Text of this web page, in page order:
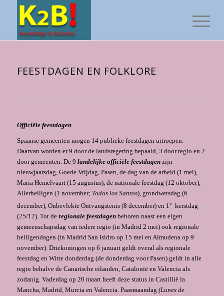
FEESTDAGEN EN FOLKLORE
Officiële feestdagen
Spaanse gemeenten mogen 14 publieke feestdagen uitroepen.
Daarvan worden er 9 door de landsregering bepaald, 3 door regio en 2
door gemeenten. De 9 landelijke officiële feestdagenzijn
nieuwjaarsdag, Goede Vrijdag, Pasen, de dag van de arbeid (1 mei),
Maria Hemelvaart (15 augustus), de nationale feestdag (12 oktober),
Allerheiligen (1 november; Todos los Santos), grondwetsdag (6
december), On­bevlekte Ontvangstenis (8 december) en 1ekerstdag
(25/12). Tot de regionale feestdagenbehoren naast een eigen
gemeenschapsdag van iedere regio (in Madrid 2 mei) ook regionale
heiligendagen (in Madrid San Isidro op 15 mei en Almudena op 9
november). Driekoningen op 6 januari geldt overal als regionale
feestdag en Witte donderdag (de donderdag voor Pasen) geldt in alle
regio behalve de Canarische eilanden, Catalonië en Valencia als
zodanig. Vaderdag op 20 maart heeft deze status in Castillië la
Mancha, Madrid, Murcia en Valencia. Paasmaandag (Lunes de